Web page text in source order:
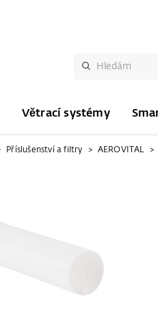
Větrací systémy
Příslušenství a filtry AEROVITAL